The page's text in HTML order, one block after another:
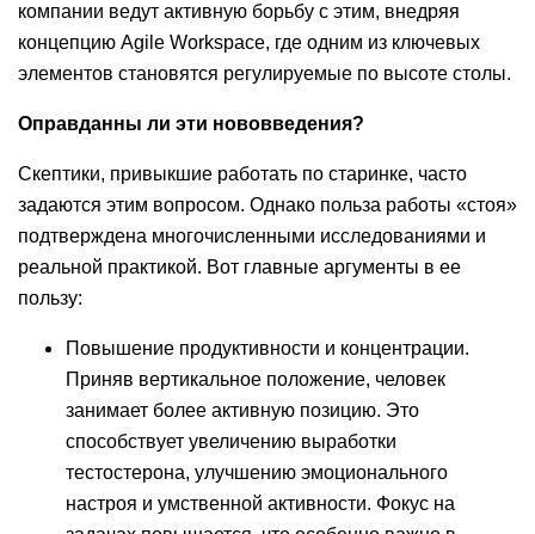
компании ведут активную борьбу с этим, внедряя
концепцию Agile Workspace, где одним из ключевых
элементов становятся регулируемые по высоте столы.
Оправданны ли эти нововведения?
Скептики, привыкшие работать по старинке, часто
задаются этим вопросом. Однако польза работы «стоя»
подтверждена многочисленными исследованиями и
реальной практикой. Вот главные аргументы в ее
пользу:
Повышение продуктивности и концентрации.
Приняв вертикальное положение, человек
занимает более активную позицию. Это
способствует увеличению выработки
тестостерона, улучшению эмоционального
настроя и умственной активности. Фокус на